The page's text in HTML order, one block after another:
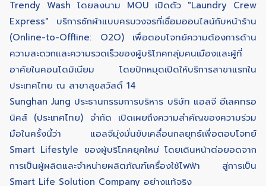
Trendy Wash โดยลงนาม MOU เปิดตัว "Laundry Crew
Express" บริการซักผ้าแบบครบวงจรที่เชื่อมออนไลน์กับหน้าร้าน
(Online-to-Offline: O2O) เพื่อตอบโจทย์ความต้องการด้าน
ความสะดวกและความรวดเร็วของผู้บริโภคกลุ่มคนเมืองและผู้ที่
อาศัยในคอนโดมิเนียม โดยปักหมุดเปิดให้บริการสาขาแรกใน
ประเทศไทย ณ สาขาสุขสวัสดิ์ 14
Sunghan Jung ประธานกรรมการบริหาร บริษัท แอลจี อีเลคทรอ
นิคส์ (ประเทศไทย) จำกัด เปิดเผยถึงความสำคัญของความร่วม
มือในครั้งนี้ว่า แอลจีมุ่งมั่นขับเคลื่อนกลยุทธ์เพื่อตอบโจทย์
Smart Lifestyle ของผู้บริโภคยุคใหม่ โดยเดินหน้าต่อยอดจาก
การเป็นผู้ผลิตและจำหน่ายผลิตภัณฑ์เครื่องใช้ไฟฟ้า สู่การเป็น
Smart Life Solution Company อย่างแท้จริง